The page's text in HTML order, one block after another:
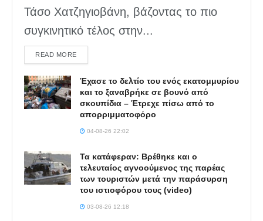
Τάσο Χατζηγιοβάνη, βάζοντας το πιο
συγκινητικό τέλος στην...
READ MOREDETAILS
Έχασε το δελτίο του ενός εκατομμυρίου
και το ξαναβρήκε σε βουνό από
σκουπίδια – Έτρεχε πίσω από το
απορριμματοφόρο
04-08-26 22:02
Τα κατάφεραν: Βρέθηκε και ο
τελευταίος αγνοούμενος της παρέας
των τουριστών μετά την παράσυρση
του ιστιοφόρου τους (video)
03-08-26 12:18